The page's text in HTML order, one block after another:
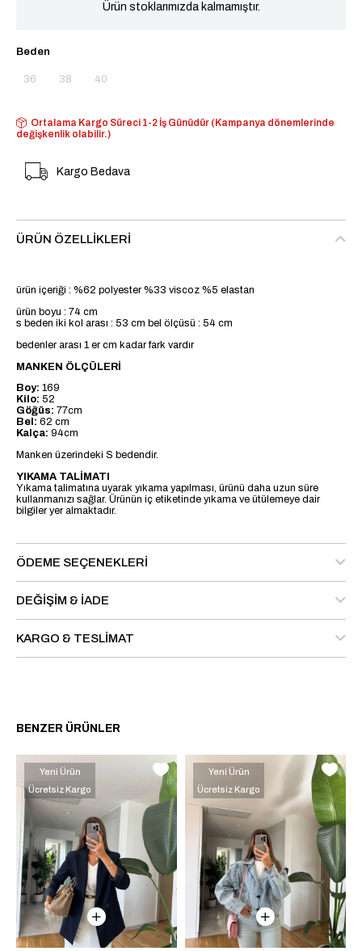
Ürün stoklarımızda kalmamıştır.
Beden
36 38 40
Ortalama Kargo Süreci 1-2 İş Günüdür (Kampanya dönemlerinde
değişkenlik olabilir.)
Kargo Bedava
ÜRÜN ÖZELLIKLERI
ürün içeriği : %62 polyester %33 viscoz %5 elastan
ürün boyu : 74 cm
s beden iki kol arası : 53 cm bel ölçüsü : 54 cm
bedenler arası 1 er cm kadar fark vardır
MANKEN ÖLÇÜLERİ
Boy: 169
Kilo: 52
Göğüs: 77cm
Bel: 62 cm
Kalça: 94cm
Manken üzerindeki S bedendir.
YIKAMA TALİMATI
Yıkama talimatına uyarak yıkama yapılması, ürünü daha uzun süre
kullanmanızı sağlar. Ürünün iç etiketinde yıkama ve ütülemeye dair
bilgiler yer almaktadır.
ÖDEME SEÇENEKLERI
DEĞIŞIM & İADE
KARGO & TESLIMAT
BENZER ÜRÜNLER
Yeni Ürün
Ücretsiz Kargo
Yeni Ürün
Ücretsiz Kargo